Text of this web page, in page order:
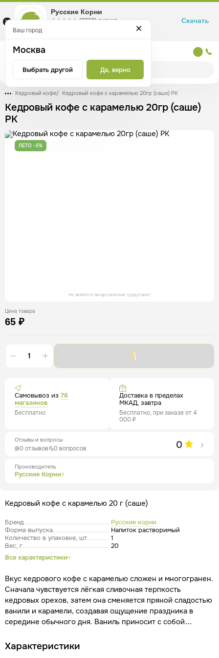
Кедровый кофе/ Кедровый кофе с карамелью 20гр (саше) РК
Кедровый кофе с карамелью 20гр (саше)
РК
ЛЕТО -5%
Не является лекарственным средством!
Кедровый кофе с карамелью 20 г (саше)
Бренд
Русские корни
Форма выпуска
Напиток растворимый
Количество в упаковке, шт
1
Вес, г
20
Все характеристики
Цена товара
65 ₽
Самовывоз из 76
магазинов
Бесплатно
Доставка в пределах
МКАД, завтра
Бесплатно, при заказе от 4
000 ₽
Отзывы и вопросы
0 отзывов 0 вопросов 0
Производитель
Русские Корни
Вкус кедрового кофе с карамелью сложен и многогранен.
Сначала чувствуется лёгкая сливочная терпкость
кедровых орехов, затем она сменяется пряной сладостью
ванили и карамели, создавая ощущение праздника в
середине обычного дня. Ваниль приносит с собой
тёплый, уютный оттенок, а тягучая сладость карамели
дарит мгновение беззаботности.
Характеристики
Ваш город
Москва
Выбрать другой Да, верно
Русские Корни
☆☆☆☆☆
★★★★★ (2360) оценка
Маркетплейс товаров для здоровья
Скачать